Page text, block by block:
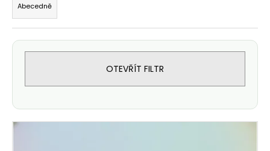
Abecedně
OTEVŘÍT FILTR
Výpis produktů